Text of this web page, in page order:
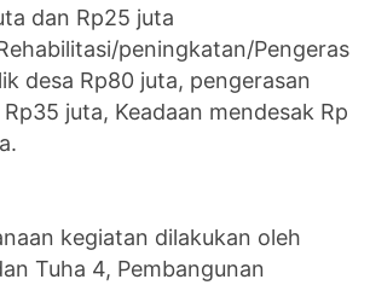
dan Rp25 juta
peningkatan/Pengeras
desa Rp80 juta, pengerasan
juta, Keadaan mendesak Rp
kegiatan dilakukan oleh
Tuha 4, Pembangunan